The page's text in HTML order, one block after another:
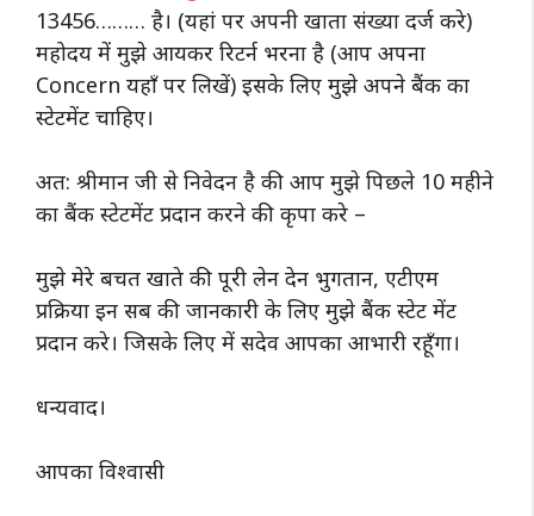
13456……… है। (यहां पर अपनी खाता संख्या दर्ज करे)
महोदय में मुझे आयकर रिटर्न भरना है (आप अपना
Concern यहाँ पर लिखें) इसके लिए मुझे अपने बैंक का
स्टेटमेंट चाहिए।
अत: श्रीमान जी से निवेदन है की आप मुझे पिछले 10 महीने
का बैंक स्टेटमेंट प्रदान करने की कृपा करे –
मुझे मेरे बचत खाते की पूरी लेन देन भुगतान, एटीएम
प्रक्रिया इन सब की जानकारी के लिए मुझे बैंक स्टेट मेंट
प्रदान करे। जिसके लिए में सदेव आपका आभारी रहूँगा।
धन्यवाद।
आपका विश्वासी